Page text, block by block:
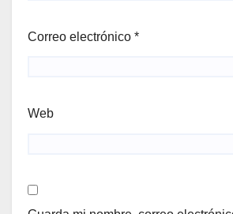
Correo electrónico *
Web